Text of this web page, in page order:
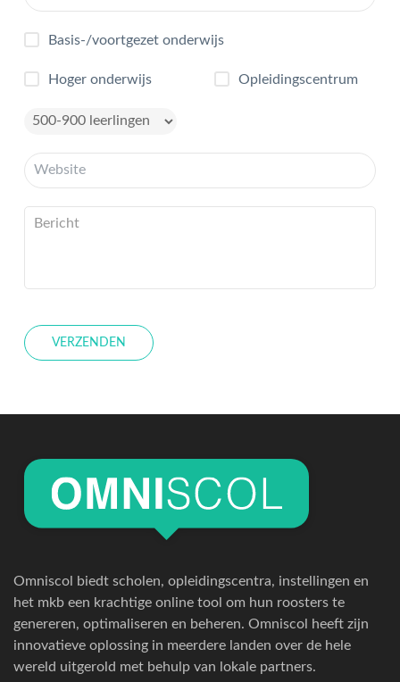
Basis-/voortgezet onderwijs
Hoger onderwijs Opleidingscentrum
VERZENDEN
Omniscol biedt scholen, opleidingscentra, instellingen en
het mkb een krachtige online tool om hun roosters te
genereren, optimaliseren en beheren. Omniscol heeft zijn
innovatieve oplossing in meerdere landen over de hele
wereld uitgerold met behulp van lokale partners.